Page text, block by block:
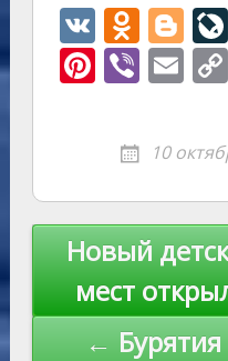
V
K
O
d
n
kl
as
s
ni
ki
Bl
o
g
er
v
Pi
er
st
Vi
er
E
ai
l
C
10
Навигация
записям
Новый
мест
← Бурятия